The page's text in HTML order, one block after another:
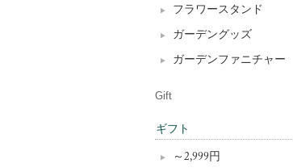
フラワースタンド
ガーデングッズ
ガーデンファニチャー
Gift
ギフト
～2,999円